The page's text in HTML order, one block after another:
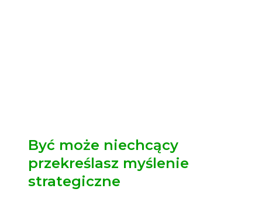
Być może niechcący
przekreślasz myślenie
strategiczne